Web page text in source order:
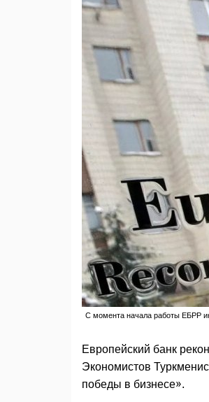
С момента начала работы ЕБРР
Европейский банк
Экономистов
победы в бизнесе».